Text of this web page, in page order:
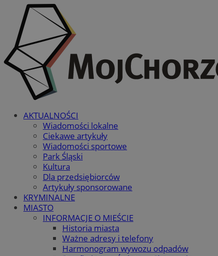
AKTUALNOŚCI
Wiadomości lokalne
Ciekawe artykuły
Wiadomości sportowe
Park Śląski
Kultura
Dla przedsiębiorców
Artykuły sponsorowane
KRYMINALNE
MIASTO
INFORMACJE O MIEŚCIE
Historia miasta
Ważne adresy i telefony
Harmonogram wywozu odpadów